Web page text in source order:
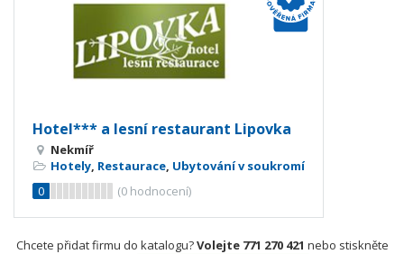
Hotel*** a lesní restaurant Lipovka
Nekmíř
Hotely, Restaurace, Ubytování v soukromí
0
(0 hodnocení)
Chcete přidat firmu do katalogu?Volejte 771 270 421 nebo stiskněte